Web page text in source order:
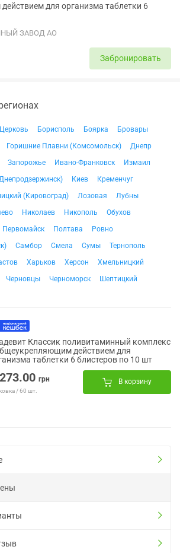
для организма таблетки 6
ЗАВОД АО
Забронировать
Борисполь Боярка
Бровары
Горишние Плавни (Комсомольск)
Днепр
Запорожье Ивано-Франковск
Измаил
Киев
Кременчуг
(Кировоград) Лозовая
Лубны
Николаев Никополь
Обухов
Первомайск Полтава
Ровно
Самбор Смела Сумы
Тернополь
Харьков Херсон
Хмельницкий
Черновцы Черноморск Шептицкий
Классик поливитаминный комплекс
действием для
таблетки 6 блистеров по 10 шт
273.00 грн
/ 60 шт.
В корзину